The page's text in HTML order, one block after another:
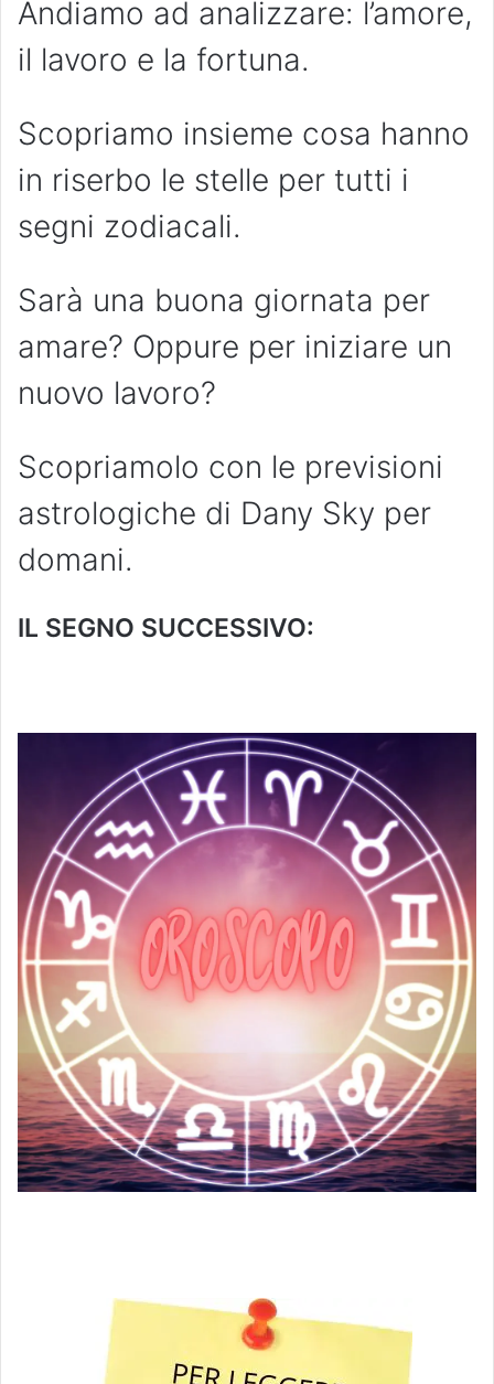
Andiamo ad analizzare: l’amore,
il lavoro e la fortuna.
Scopriamo insieme cosa hanno
in riserbo le stelle per tutti i
segni zodiacali.
Sarà una buona giornata per
amare? Oppure per iniziare un
nuovo lavoro?
Scopriamolo con le previsioni
astrologiche di Dany Sky per
domani.
IL SEGNO SUCCESSIVO: